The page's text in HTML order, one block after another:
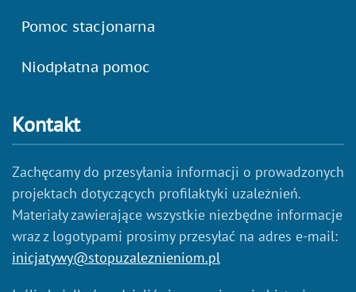
Pomoc stacjonarna
Niodpłatna pomoc
Kontakt
Zachęcamy do przesyłania informacji o prowadzonych
projektach dotyczących profilaktyki uzależnień.
Materiały zawierające wszystkie niezbędne informacje
wraz z logotypami prosimy przesyłać na adres e-mail:
inicjatywy@stopuzaleznieniom.pl